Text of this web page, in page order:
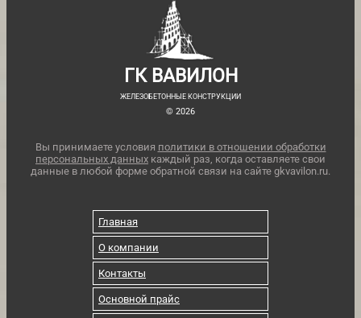
ГК ВАВИЛОН
ЖЕЛЕЗОБЕТОННЫЕ КОНСТРУКЦИИ
© 2026
Вы принимаете условия политики в отношении обработки
персональных данных каждый раз, когда оставляете свои
данные в любой форме обратной связи на сайте gkvavilon.ru.
Главная
О компании
Контакты
Основной прайс